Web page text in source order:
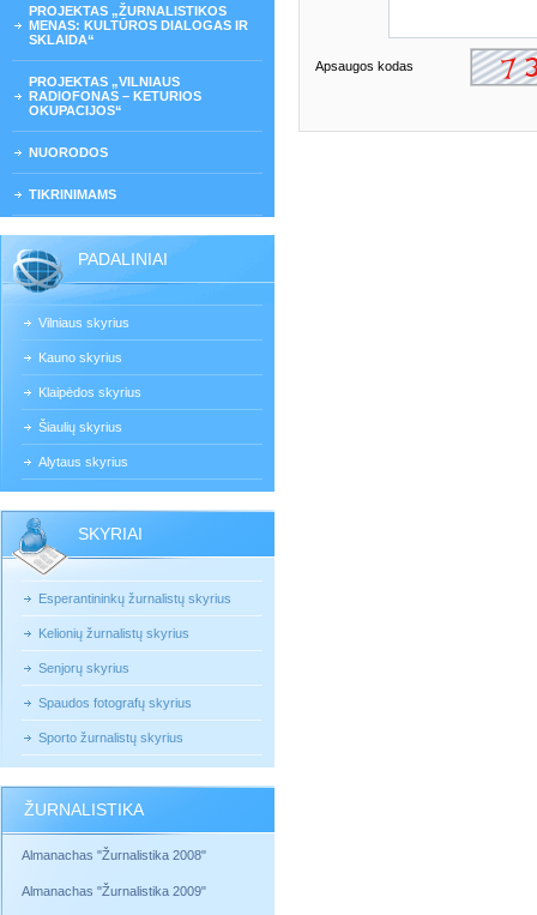
PROJEKTAS „ŽURNALISTIKOS
MENAS: KULTŪROS DIALOGAS IR
SKLAIDA“
PROJEKTAS „VILNIAUS
RADIOFONAS – KETURIOS
OKUPACIJOS“
NUORODOS
TIKRINIMAMS
PADALINIAI
Vilniaus skyrius
Kauno skyrius
Klaipėdos skyrius
Šiaulių skyrius
Alytaus skyrius
SKYRIAI
Esperantininkų žurnalistų skyrius
Kelionių žurnalistų skyrius
Senjorų skyrius
Spaudos fotografų skyrius
Sporto žurnalistų skyrius
ŽURNALISTIKA
Almanachas "Žurnalistika 2008"
Almanachas "Žurnalistika 2009"
Apsaugos kodas